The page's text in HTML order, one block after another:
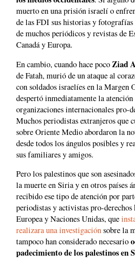
muerto en una prisión israelí o
de las FDI sus historias y
de muchos periódicos y revistas de
Canadá y Europa.
En cambio, cuando hace pocoZiad
de Fatah, murió de un ataque al
con soldados israelíes en la Margen
despertó inmediatamente la
organizaciones internacionales pro-
Muchos periodistas extranjeros que
sobre Oriente Medio abordaron la
desde todos los ángulos posibles y
sus familiares y amigos.
Pero los palestinos que son
la muerte en Siria y en otros países
recibido ese tipo de atención por
periodistas y activistas pro-
Europea y Naciones Unidas, que
realizara una investigaciónsobre la
tampoco han considerado necesario
padecimiento de los palestinos en